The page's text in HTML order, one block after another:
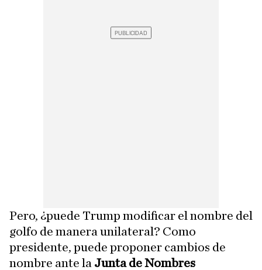
Pero, ¿puede Trump modificar el nombre del
golfo de manera unilateral? Como
presidente, puede proponer cambios de
nombre ante la Junta de Nombres